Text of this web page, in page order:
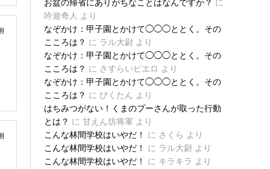
お盆の帰省にありがちなことはなんですか？ に
吟遊奇人 より
なぞかけ：甲子園とかけて◯◯◯ととく。その
こころは？ に ラル大尉 より
なぞかけ：甲子園とかけて◯◯◯ととく。その
こころは？ に さすらいピエロ より
なぞかけ：甲子園とかけて◯◯◯ととく。その
こころは？ に びくたん より
はちみつがない！くまのプーさんが取った行動
とは？ に甘えん坊将軍 より
こんな林間学校はいやだ！
に さくら より
こんな林間学校はいやだ！
に ラル大尉 より
こんな林間学校はいやだ！
に キラキラ より